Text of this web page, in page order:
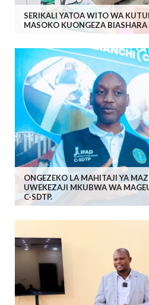
SERIKALI YATOA WITO WA
MASOKO KUONGEZA
ONGEZEKO LA MAHITAJI YA
UWEKEZAJI MKUBWA WA
C-SDTP.